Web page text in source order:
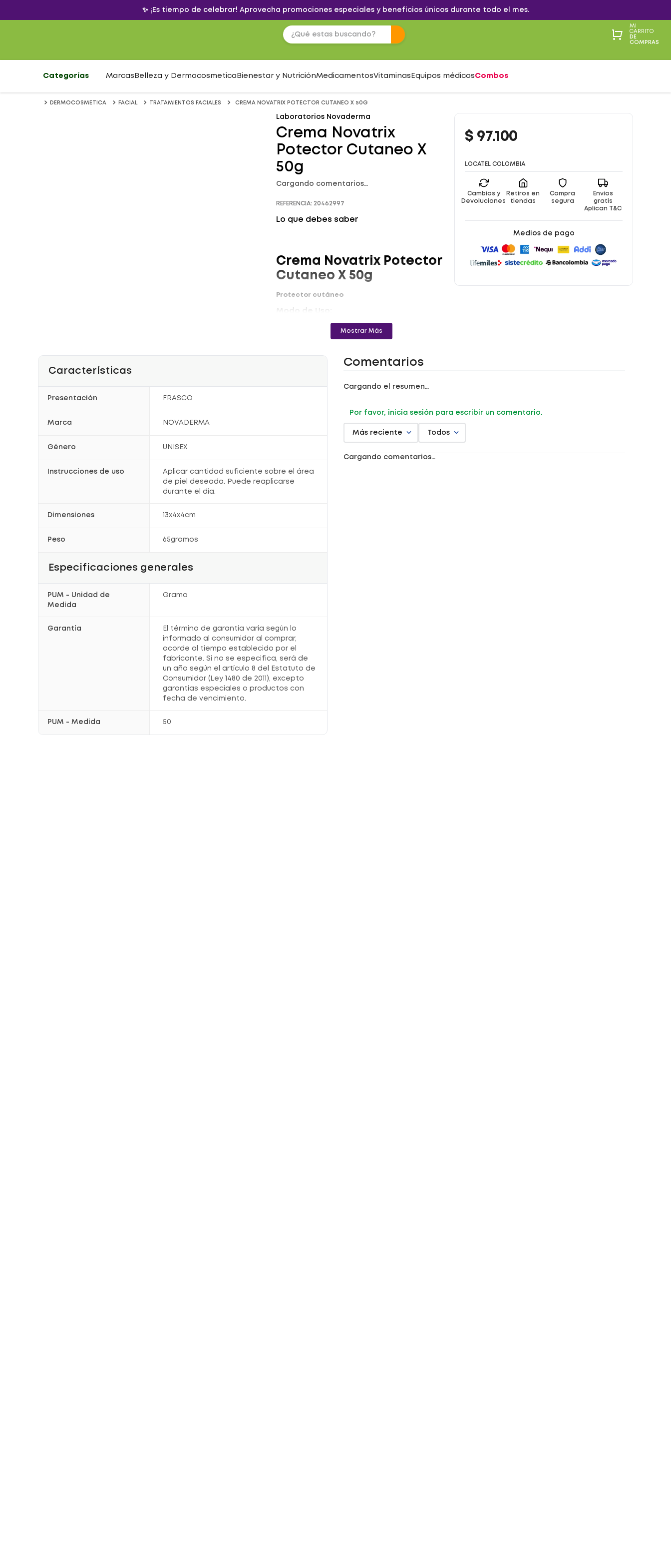
✨ ¡Es tiempo de celebrar! Aprovecha promociones especiales y beneficios únicos durante todo el mes.
MI
CARRITO
DE
COMPRAS
Categorías Marcas Belleza y Dermocosmetica Bienestar y NutriciónMedicamentosVitaminas Equipos médicosCombos
DERMOCOSMETICA FACIAL TRATAMIENTOS FACIALES CREMA NOVATRIX POTECTOR CUTANEO X 50G
Laboratorios Novaderma
Crema Novatrix
Potector Cutaneo X
50g
Cargando comentarios…
REFERENCIA: 20462997
Lo que debes saber
Crema Novatrix Potector
Cutaneo X 50g
Protector cutáneo
deseada. Puede reaplicarse durante el día.
- Uso cosmético externo únicamente.
Hipersensibilidad a sus componentes. Suspender
su uso si observa alguna reacción desfavorable.
Registro Sanitario: NSOC20904-06CO.
Mostrar Más
$ 97.100
LOCATEL COLOMBIA
Cambios y
Devoluciones
Retiros en
tiendas
Compra
segura
Envíos
gratis
Aplican T&C
Medios de pago
Características
Presentación FRASCO
Marca NOVADERMA
Género UNISEX
Instrucciones de uso
Aplicar cantidad suficiente sobre el área
de piel deseada. Puede reaplicarse
durante el día.
Dimensiones 13x4x4cm
Peso 65gramos
Especificaciones generales
PUM - Unidad de
Medida
Gramo
Garantía
El término de garantía varía según lo
informado al consumidor al comprar,
acorde al tiempo establecido por el
fabricante. Si no se especifica, será de
un año según el artículo 8 del Estatuto de
Consumidor (Ley 1480 de 2011), excepto
garantías especiales o productos con
fecha de vencimiento.
PUM - Medida 50
Comentarios
Cargando el resumen…
Por favor, inicia sesión para escribir un comentario.
Más reciente Todos
Cargando comentarios…